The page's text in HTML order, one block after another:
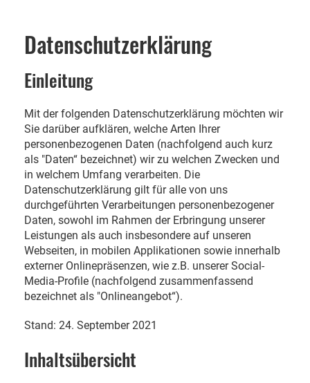
Datenschutzerklärung
Einleitung
Mit der folgenden Datenschutzerklärung möchten wir
Sie darüber aufklären, welche Arten Ihrer
personenbezogenen Daten (nachfolgend auch kurz
als "Daten“ bezeichnet) wir zu welchen Zwecken und
in welchem Umfang verarbeiten. Die
Datenschutzerklärung gilt für alle von uns
durchgeführten Verarbeitungen personenbezogener
Daten, sowohl im Rahmen der Erbringung unserer
Leistungen als auch insbesondere auf unseren
Webseiten, in mobilen Applikationen sowie innerhalb
externer Onlinepräsenzen, wie z.B. unserer Social-
Media-Profile (nachfolgend zusammenfassend
bezeichnet als "Onlineangebot“).
Stand: 24. September 2021
Inhaltsübersicht